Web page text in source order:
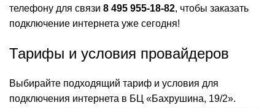
телефону для связи 8 495 955-18-82, чтобы заказать
подключение интернета уже сегодня!
Тарифы и условия провайдеров
Выбирайте подходящий тариф и условия для
подключения интернета в БЦ «Бахрушина, 19/2».